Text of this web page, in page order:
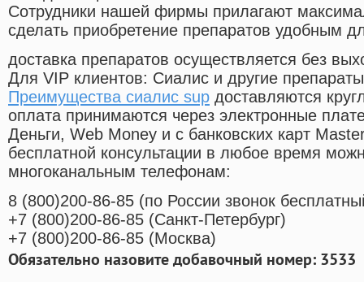
Cотрудники нашей фирмы прилагают
сделать приобретение препаратов удобным
доставка препаратов осуществляется без
Для VIP клиентов: Сиалис и другие
Преимущества сиалис sup доставляются
оплата принимаются через электронные
Деньги, Web Money и с банковских карт
бесплатной консультации в любое время
многоканальным телефонам:
8 (800)200-86-85 (по России звонок
+7 (800)200-86-85 (Санкт-Петербург)
+7 (800)200-86-85 (Москва)
Обязательно назовите добавочный номер: 3533